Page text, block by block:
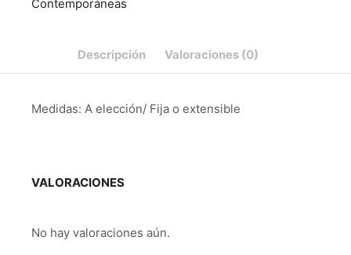
Contemporáneas
Descripción Valoraciones (0)
Medidas: A elección/ Fija o extensible
VALORACIONES
No hay valoraciones aún.